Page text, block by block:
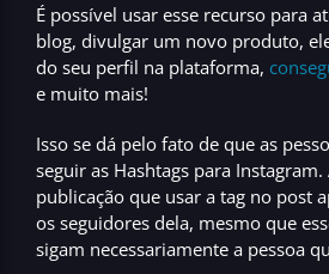
É possível usar esse recurso para
blog, divulgar um novo produto,
do seu perfil na plataforma,
e muito mais!
Isso se dá pelo fato de que as
seguir as Hashtags para Instagram.
publicação que usar a tag no post
os seguidores dela, mesmo que
sigam necessariamente a pessoa